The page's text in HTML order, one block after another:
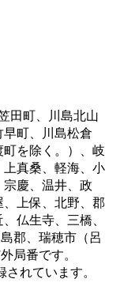
田町、川島北山
町、川島松倉
を除く。）、岐
真桑、軽海、小
慶、温井、政
上保、北野、郡
仏生寺、三橋、
郡、瑞穂市（呂
局番です。
れています。